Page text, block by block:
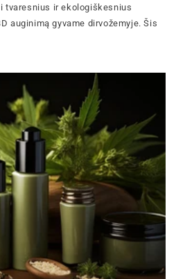
tvaresnius ir ekologiškesnius
auginimą gyvame dirvožemyje. Šis